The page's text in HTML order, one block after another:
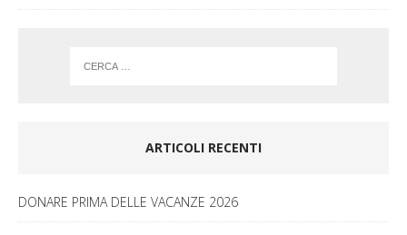
ARTICOLI RECENTI
DONARE PRIMA DELLE VACANZE 2026